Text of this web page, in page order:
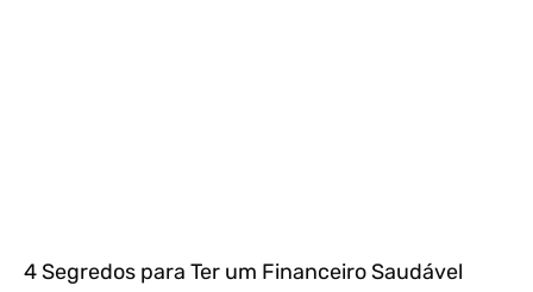
4 Segredos para Ter um Financeiro Saudável